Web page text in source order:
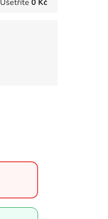
Ušetříte 0 Kč